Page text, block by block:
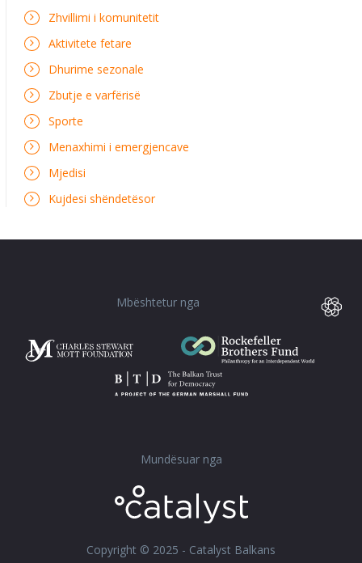
Zhvillimi i komunitetit
Aktivitete fetare
Dhurime sezonale
Zbutje e varfërisë
Sporte
Menaxhimi i emergjencave
Mjedisi
Kujdesi shëndetësor
Mbështetur nga
Mundësuar nga
Copyright © 2025 - Catalyst Balkans